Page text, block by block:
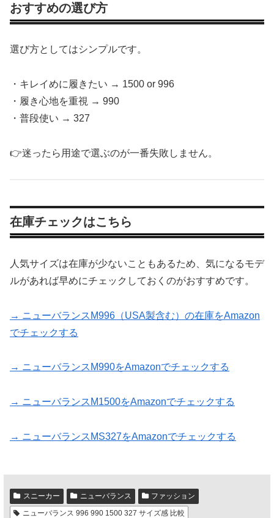
おすすめの選び方
選び方としてはシンプルです。
・キレイめに履きたい → 1500 or 996
・履き心地を重視 → 990
・普段使い → 327
👉迷ったら用途で選ぶのが一番失敗しません。
在庫チェックはこちら
人気サイズは在庫が少ないこともあるため、気になるモデ
ルがあれば早めにチェックしておくのがおすすめです。
→ ニューバランスM996（USA製含む）の在庫をAmazon
でチェックする
→ ニューバランスM990をAmazonでチェックする
→ ニューバランスM1500をAmazonでチェックする
→ ニューバランスMS327をAmazonでチェックする
スニーカー ニューバランス
ファッション
ニューバランス 996 990 1500 327 サイズ感 比較